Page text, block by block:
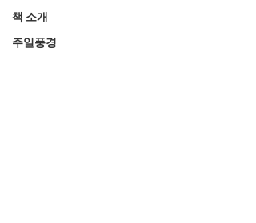
책 소개
주일풍경